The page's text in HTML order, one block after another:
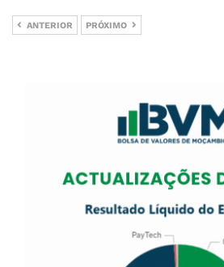
ANTERIOR PRÓXIMO